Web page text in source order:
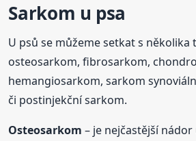
Sarkom u psa
U psů se můžeme setkat s několika
osteosarkom, fibrosarkom,
hemangiosarkom, sarkom
či postinjekční sarkom.
Osteosarkom – je nejčastější